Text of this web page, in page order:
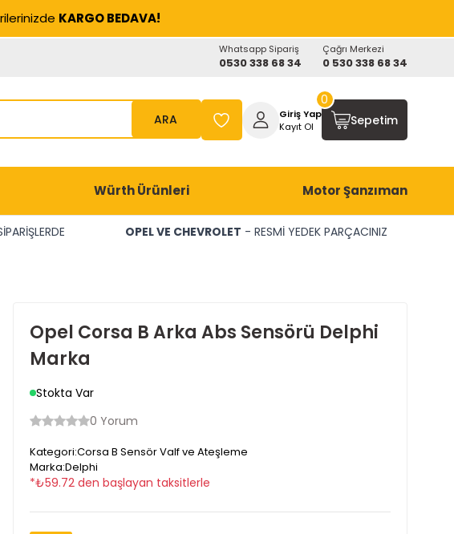
KARGO BEDAVA!
Whatsapp Sipariş
0530 338 68 34
Çağrı Merkezi
0 530 338 68 34
ARA
Giriş Yap
Kayıt Ol
Sepetim
0
Würth Ürünleri Motor Şanzıman
OPEL VE CHEVROLET - RESMİ YEDEK PARÇACINIZ
Opel Corsa B Arka Abs Sensörü Delphi
Marka
Stokta Var
0 Yorum
Kategori:Corsa B Sensör Valf ve Ateşleme
Marka:Delphi
*₺59.72 den başlayan taksitlerle